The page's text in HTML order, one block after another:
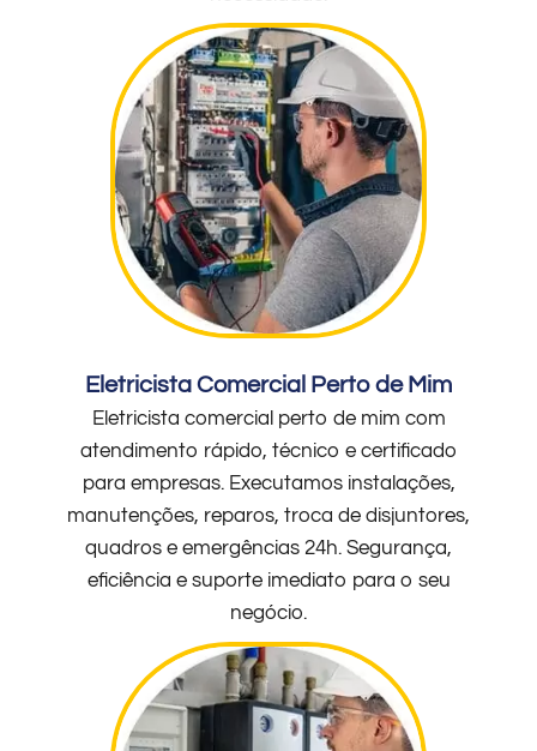
Eletricista Comercial Perto de Mim
Eletricista comercial perto de mim com
atendimento rápido, técnico e certificado
para empresas. Executamos instalações,
manutenções, reparos, troca de disjuntores,
quadros e emergências 24h. Segurança,
eficiência e suporte imediato para o seu
negócio.